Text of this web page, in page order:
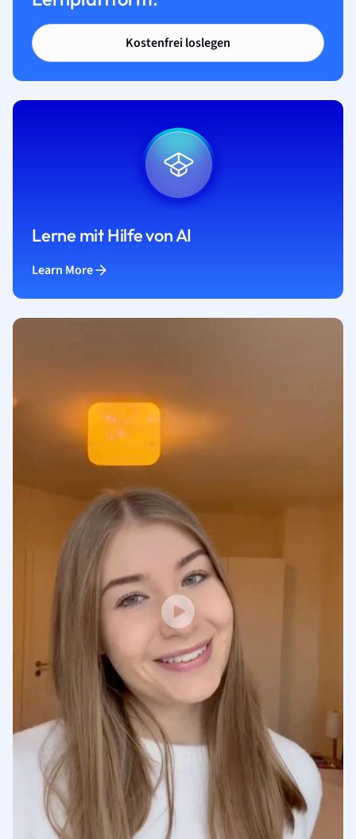
Kostenfrei loslegen
Lerne mit Hilfe von AI
Learn More